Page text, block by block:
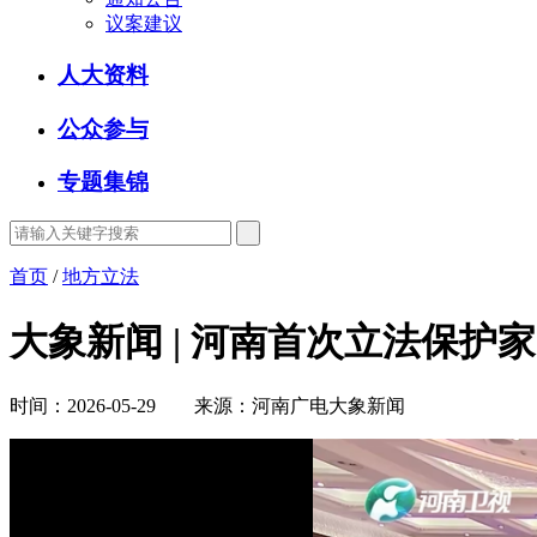
议案建议
人大资料
公众参与
专题集锦
首页 /地方立法
大象新闻 | 河南首次立法保护
时间：2026-05-29 来源：河南广电大象新闻